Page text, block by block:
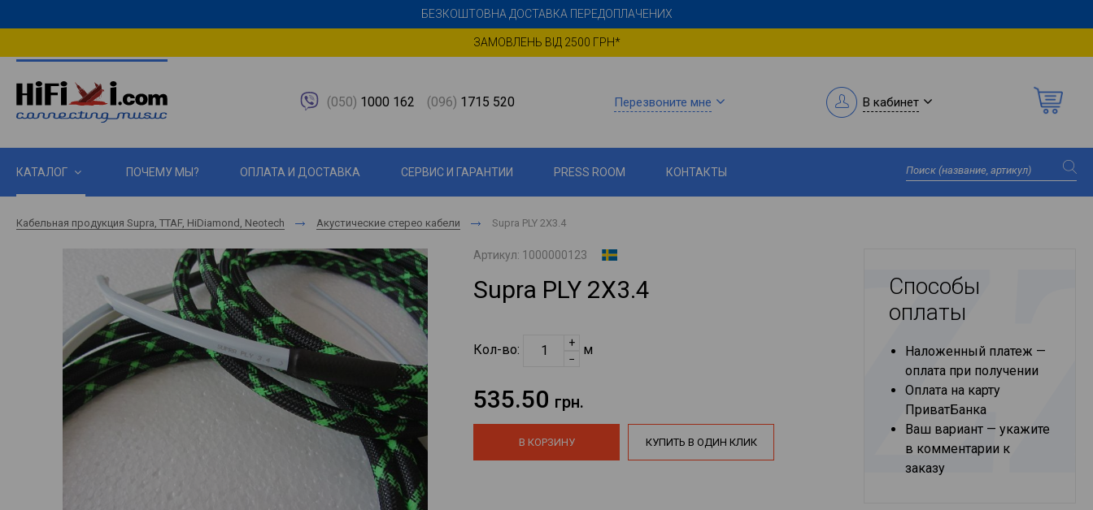
БЕЗКОШТОВНА ДОСТАВКА ПЕРЕДОПЛАЧЕНИХ
ЗАМОВЛЕНЬ ВІД 2500 ГРН*
(050) 1000 162 (096) 1715 520 Перезвоните мне В кабинет
КАТАЛОГ ПОЧЕМУ МЫ? ОПЛАТА И ДОСТАВКА СЕРВИС И ГАРАНТИИ PRESS ROOM КОНТАКТЫ
Кабельная продукция Supra, TTAF, HiDiamond, Neotech Акустические стерео кабели Supra PLY 2X3.4
Артикул: 1000000123
Supra PLY 2X3.4
Кол-во:
−
+ м
535.50 грн.
В КОРЗИНУ КУПИТЬ В ОДИН КЛИК
Способы
оплаты
Наложенный платеж —
оплата при получении
Оплата на карту
ПриватБанка
Ваш вариант — укажите
в комментарии к
заказу